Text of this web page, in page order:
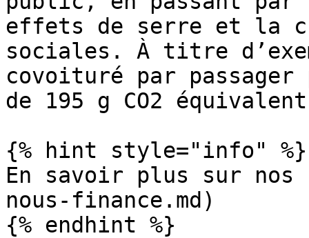
effets de serre et la
sociales. À titre
covoituré par
de 195 g CO2
{% hint style="info" %}
En savoir plus sur nos
nous-finance.md)
{% endhint %}